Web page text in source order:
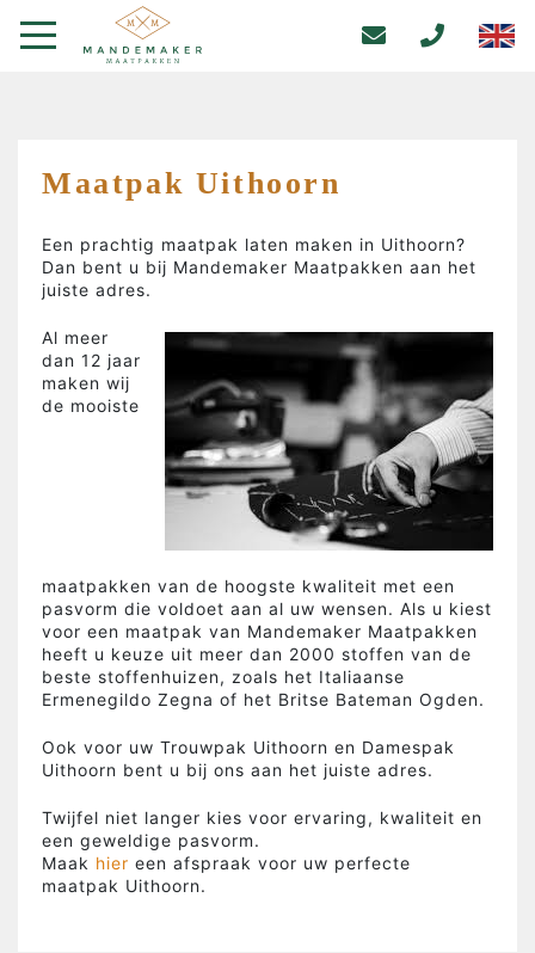
Maatpak Uithoorn
Een prachtig maatpak laten maken in Uithoorn?
Dan bent u bij Mandemaker Maatpakken aan het
juiste adres.
Al meer
dan 12 jaar
maken wij
de mooiste
maatpakken van de hoogste kwaliteit met een
pasvorm die voldoet aan al uw wensen. Als u kiest
voor een maatpak van Mandemaker Maatpakken
heeft u keuze uit meer dan 2000 stoffen van de
beste stoffenhuizen, zoals het Italiaanse
Ermenegildo Zegna of het Britse Bateman Ogden.
Ook voor uw Trouwpak Uithoorn en Damespak
Uithoorn bent u bij ons aan het juiste adres.
Twijfel niet langer kies voor ervaring, kwaliteit en
een geweldige pasvorm.
Maak hier een afspraak voor uw perfecte
maatpak Uithoorn.